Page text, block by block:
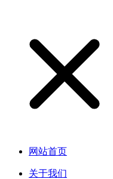
网站首页
关于我们